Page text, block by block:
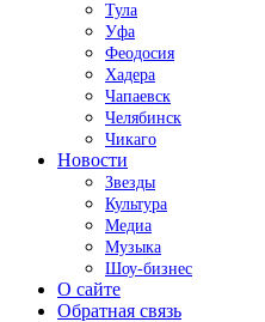
Тула
Уфа
Феодосия
Хадера
Чапаевск
Челябинск
Чикаго
Новости
Звезды
Культура
Медиа
Музыка
Шоу-бизнес
О сайте
Обратная связь